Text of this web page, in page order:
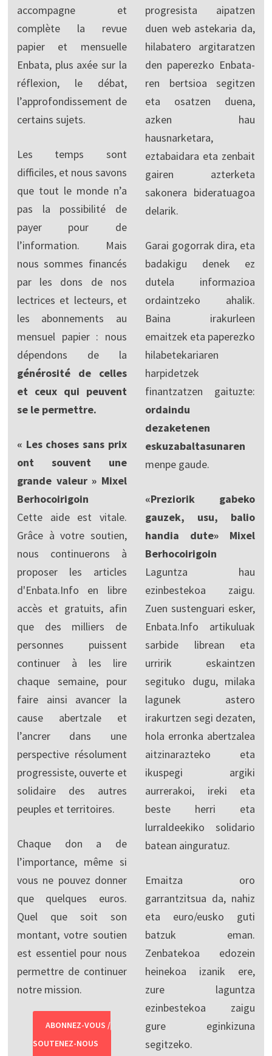
accompagne et
complète la revue
papier et mensuelle
Enbata, plus axée sur la
réflexion, le débat,
l’approfondissement de
certains sujets.
Les temps sont
difficiles, et nous savons
que tout le monde n’a
pas la possibilité de
payer pour de
l’information. Mais
nous sommes financés
par les dons de nos
lectrices et lecteurs, et
les abonnements au
mensuel papier : nous
dépendons de la
générosité de celles
et ceux qui peuvent
se le permettre.
« Les choses sans prix
ont souvent une
grande valeur » Mixel
Berhocoirigoin
Cette aide est vitale.
Grâce à votre soutien,
nous continuerons à
proposer les articles
d'Enbata.Info en libre
accès et gratuits, afin
que des milliers de
personnes puissent
continuer à les lire
chaque semaine, pour
faire ainsi avancer la
cause abertzale et
l’ancrer dans une
perspective résolument
progressiste, ouverte et
solidaire des autres
peuples et territoires.
Chaque don a de
l’importance, même si
vous ne pouvez donner
que quelques euros.
Quel que soit son
montant, votre soutien
est essentiel pour nous
permettre de continuer
notre mission.
ABONNEZ-VOUS /
SOUTENEZ-NOUS
progresista aipatzen
duen web astekaria da,
hilabatero argitaratzen
den paperezko Enbata-
ren bertsioa segitzen
eta osatzen duena,
azken hau
hausnarketara,
eztabaidara eta zenbait
gairen azterketa
sakonera bideratuagoa
delarik.
Garai gogorrak dira, eta
badakigu denek ez
dutela informazioa
ordaintzeko ahalik.
Baina irakurleen
emaitzek eta paperezko
hilabetekariaren
harpidetzek
finantzatzen gaituzte:
ordaindu
dezaketenen
eskuzabaltasunaren
menpe gaude.
«Preziorik gabeko
gauzek, usu, balio
handia dute» Mixel
Berhocoirigoin
Laguntza hau
ezinbestekoa zaigu.
Zuen sustenguari esker,
Enbata.Info artikuluak
sarbide librean eta
urririk eskaintzen
segituko dugu, milaka
lagunek astero
irakurtzen segi dezaten,
hola erronka abertzalea
aitzinarazteko eta
ikuspegi argiki
aurrerakoi, ireki eta
beste herri eta
lurraldeekiko solidario
batean ainguratuz.
Emaitza oro
garrantzitsua da, nahiz
eta euro/eusko guti
batzuk eman.
Zenbatekoa edozein
heinekoa izanik ere,
zure laguntza
ezinbestekoa zaigu
gure eginkizuna
segitzeko.